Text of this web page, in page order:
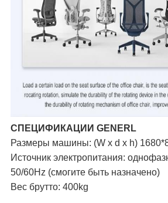
СПЕЦИФИКАЦИИ GENERL
Размеры машины: (W x d x h)
Источник электропитания:
50/60Hz (смогите быть назначено)
Вес брутто: 400kg